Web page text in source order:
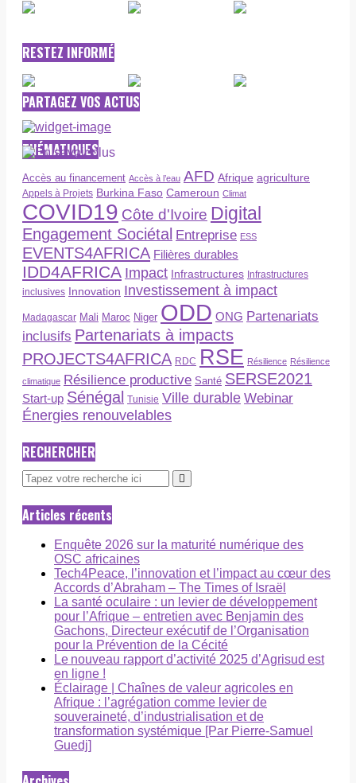
RESTEZ INFORMÉ
PARTAGEZ VOS ACTUS
THÉMATIQUES
Accès au financement Accès à l’eau AFD Afrique agriculture
Appels à Projets Burkina Faso Cameroun Climat
COVID19 Côte d'Ivoire Digital
Engagement Sociétal Entreprise ESS
EVENTS4AFRICA Filières durables
IDD4AFRICA Impact Infrastructures Infrastructures
inclusives Innovation Investissement à impact
Madagascar Mali Maroc Niger ODD ONG Partenariats
inclusifs Partenariats à impacts
PROJECTS4AFRICA RDC RSE Résilience Résilience
climatique Résilience productive Santé SERSE2021
Start-up Sénégal Tunisie Ville durable Webinar
Énergies renouvelables
RECHERCHER
Articles récents
Enquête 2026 sur la maturité numérique des
OSC africaines
Tech4Peace, l’innovation et l’impact au cœur des
Accords d’Abraham – The Times of Israël
La santé oculaire : un levier de développement
pour l’Afrique – entretien avec Benjamin des
Gachons, Directeur exécutif de l’Organisation
pour la Prévention de la Cécité
Le nouveau rapport d’activité 2025 d’Agrisud est
en ligne !
Éclairage | Chaînes de valeur agricoles en
Afrique : l’agrégation comme levier de
souveraineté, d’industrialisation et de
transformation systémique [Par Pierre-Samuel
Guedj]